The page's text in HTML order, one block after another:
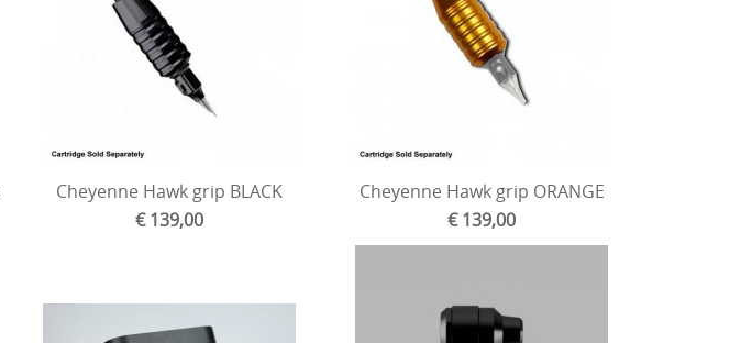
Cheyenne Hawk grip BLACK
€ 139,00
Cheyenne Hawk grip ORANGE
€ 139,00